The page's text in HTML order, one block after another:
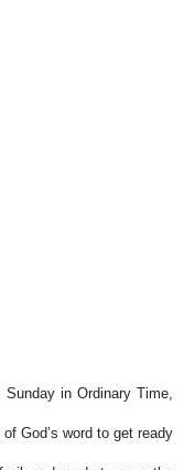
in Ordinary Time,
God’s word to get ready